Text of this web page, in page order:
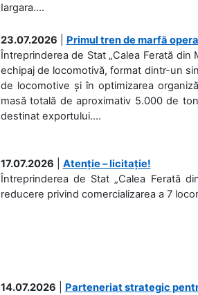
Iargara....
23.07.2026
Primul tren de marfă
Întreprinderea de Stat „Calea Ferată
echipaj de locomotivă, format dintr-un
de locomotive și în optimizarea
masă totală de aproximativ 5.000 de
destinat exportului....
17.07.2026
Atenție – licitație!
Întreprinderea de Stat „Calea Ferată
reducere privind comercializarea a 7
14.07.2026
Parteneriat strategic